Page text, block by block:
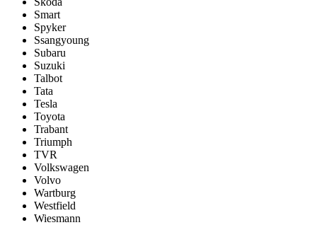
Smart
Spyker
Ssangyoung
Subaru
Suzuki
Talbot
Tata
Tesla
Toyota
Trabant
Triumph
TVR
Volkswagen
Volvo
Wartburg
Westfield
Wiesmann